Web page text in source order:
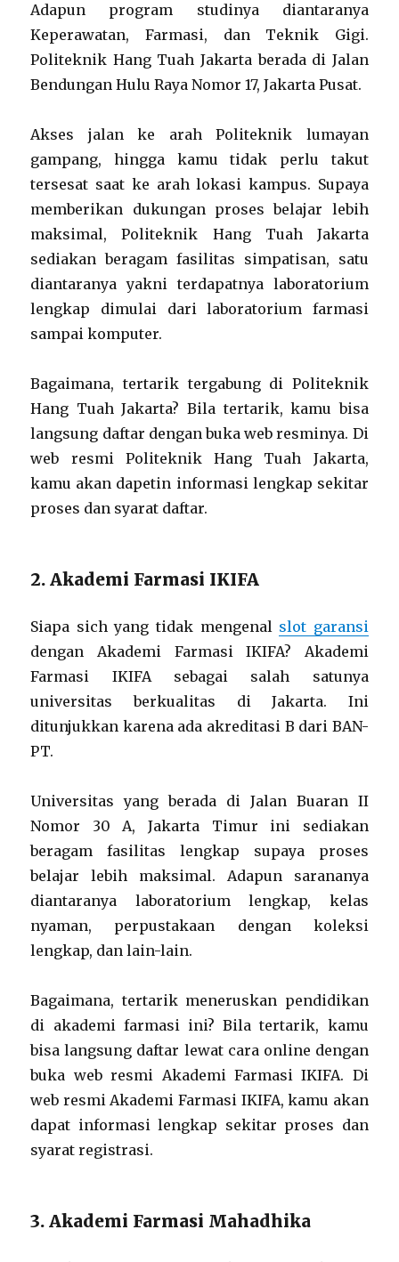
Adapun program studinya diantaranya
Keperawatan, Farmasi, dan Teknik Gigi.
Politeknik Hang Tuah Jakarta berada di Jalan
Bendungan Hulu Raya Nomor 17, Jakarta Pusat.
Akses jalan ke arah Politeknik lumayan
gampang, hingga kamu tidak perlu takut
tersesat saat ke arah lokasi kampus. Supaya
memberikan dukungan proses belajar lebih
maksimal, Politeknik Hang Tuah Jakarta
sediakan beragam fasilitas simpatisan, satu
diantaranya yakni terdapatnya laboratorium
lengkap dimulai dari laboratorium farmasi
sampai komputer.
Bagaimana, tertarik tergabung di Politeknik
Hang Tuah Jakarta? Bila tertarik, kamu bisa
langsung daftar dengan buka web resminya. Di
web resmi Politeknik Hang Tuah Jakarta,
kamu akan dapetin informasi lengkap sekitar
proses dan syarat daftar.
2. Akademi Farmasi IKIFA
Siapa sich yang tidak mengenal slot garansi
dengan Akademi Farmasi IKIFA? Akademi
Farmasi IKIFA sebagai salah satunya
universitas berkualitas di Jakarta. Ini
ditunjukkan karena ada akreditasi B dari BAN-
PT.
Universitas yang berada di Jalan Buaran II
Nomor 30 A, Jakarta Timur ini sediakan
beragam fasilitas lengkap supaya proses
belajar lebih maksimal. Adapun sarananya
diantaranya laboratorium lengkap, kelas
nyaman, perpustakaan dengan koleksi
lengkap, dan lain-lain.
Bagaimana, tertarik meneruskan pendidikan
di akademi farmasi ini? Bila tertarik, kamu
bisa langsung daftar lewat cara online dengan
buka web resmi Akademi Farmasi IKIFA. Di
web resmi Akademi Farmasi IKIFA, kamu akan
dapat informasi lengkap sekitar proses dan
syarat registrasi.
3. Akademi Farmasi Mahadhika